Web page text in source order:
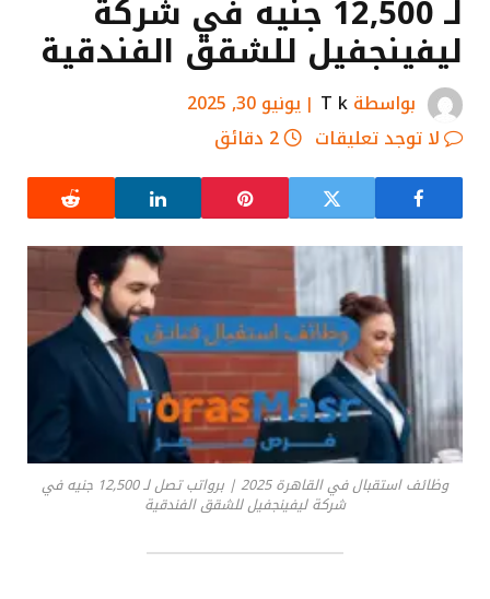
لـ 12,500 جنيه في شركة
ليفينجفيل للشقق الفندقية
بواسطةT k
يونيو 30, 2025
لا توجد تعليقات
2 دقائق
وظائف استقبال في القاهرة 2025 | برواتب تصل لـ 12,500 جنيه في
شركة ليفينجفيل للشقق الفندقية